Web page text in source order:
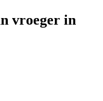
vroeger in